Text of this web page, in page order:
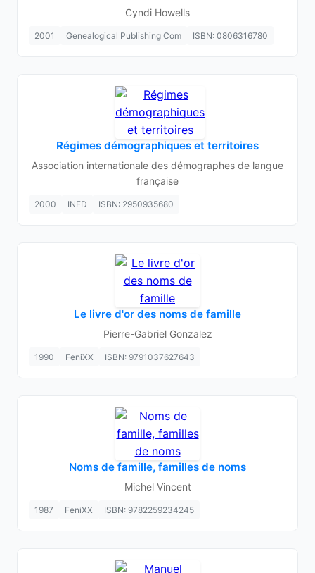
Cyndi Howells
2001 Genealogical Publishing Com ISBN: 0806316780
Régimes démographiques et territoires
Association internationale des démographes de langue
française
2000 INED ISBN: 2950935680
Le livre d'or des noms de famille
Pierre-Gabriel Gonzalez
1990 FeniXX ISBN: 9791037627643
Noms de famille, familles de noms
Michel Vincent
1987 FeniXX ISBN: 9782259234245